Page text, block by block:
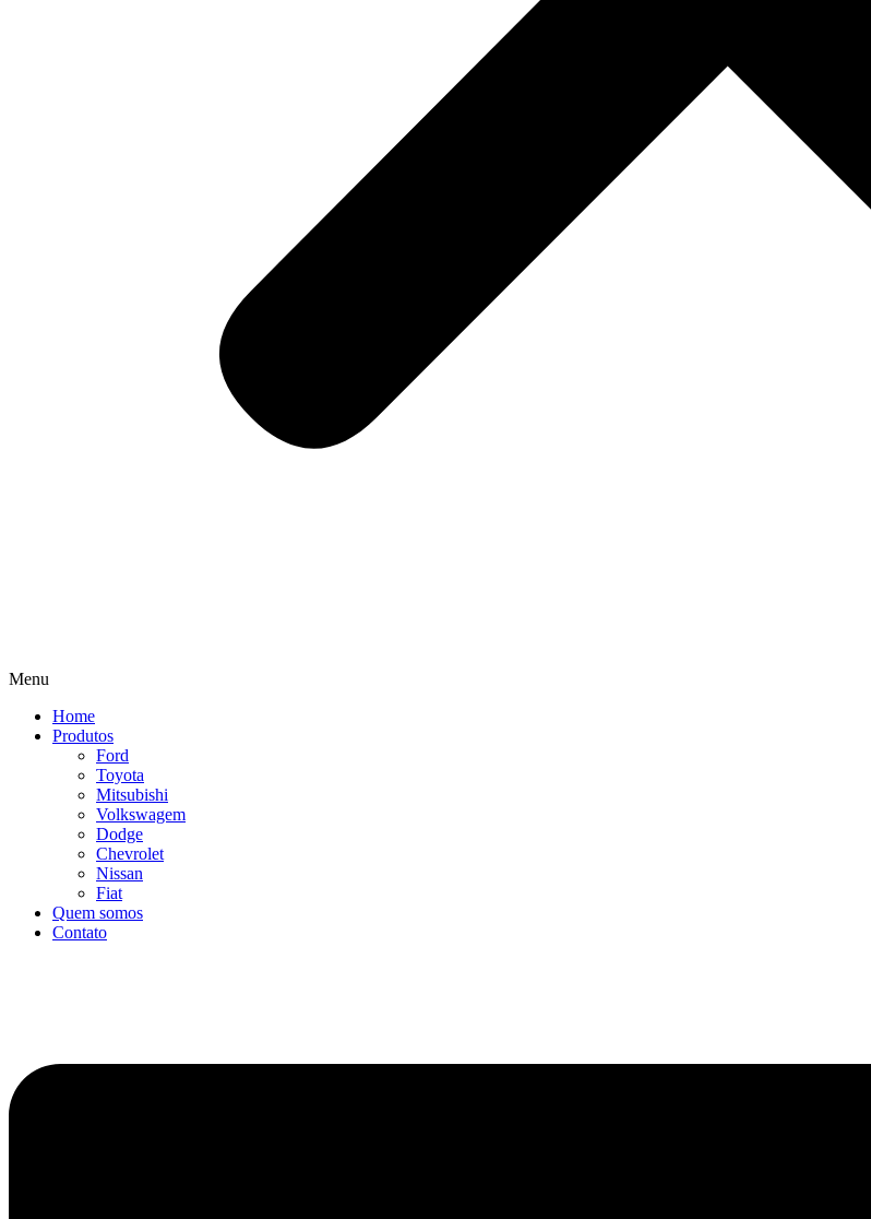
Menu
Home
Produtos
Ford
Toyota
Mitsubishi
Volkswagem
Dodge
Chevrolet
Nissan
Fiat
Quem somos
Contato